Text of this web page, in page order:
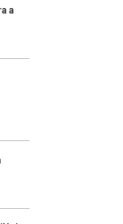
a